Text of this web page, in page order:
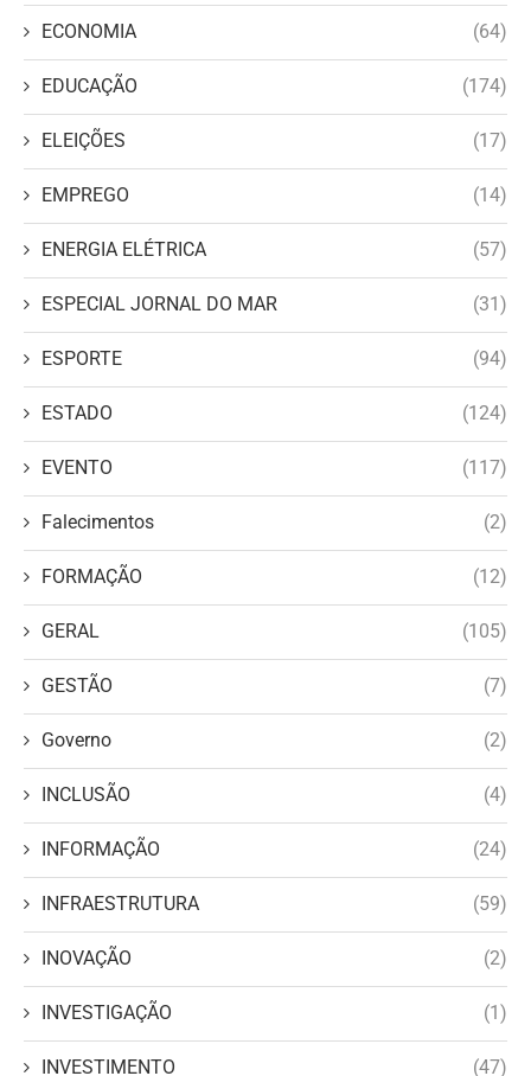
ECONOMIA (64)
EDUCAÇÃO (174)
ELEIÇÕES (17)
EMPREGO (14)
ENERGIA ELÉTRICA (57)
ESPECIAL JORNAL DO MAR (31)
ESPORTE (94)
ESTADO (124)
EVENTO (117)
Falecimentos (2)
FORMAÇÃO (12)
GERAL (105)
GESTÃO (7)
Governo (2)
INCLUSÃO (4)
INFORMAÇÃO (24)
INFRAESTRUTURA (59)
INOVAÇÃO (2)
INVESTIGAÇÃO (1)
INVESTIMENTO (47)